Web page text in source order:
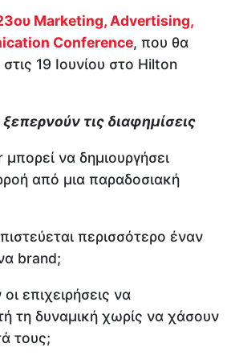
Marketing, Advertising,
Conference, που θα
19 Ιουνίου στο Hilton
ξεπερνούν τις διαφημίσεις
μπορεί να δημιουργήσει
από μια παραδοσιακή
περισσότερο έναν
brand;
επιχειρήσεις να
τη δυναμική χωρίς να χάσουν
τους;